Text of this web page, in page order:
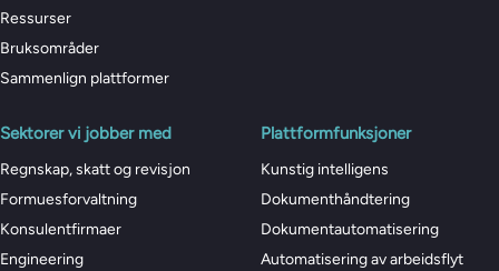
Ressurser
Bruksområder
Sammenlign plattformer
Sektorer vi jobber med
Regnskap, skatt og revisjon
Formuesforvaltning
Konsulentfirmaer
Engineering
Plattformfunksjoner
Kunstig intelligens
Dokumenthåndtering
Dokumentautomatisering
Automatisering av arbeidsflyt